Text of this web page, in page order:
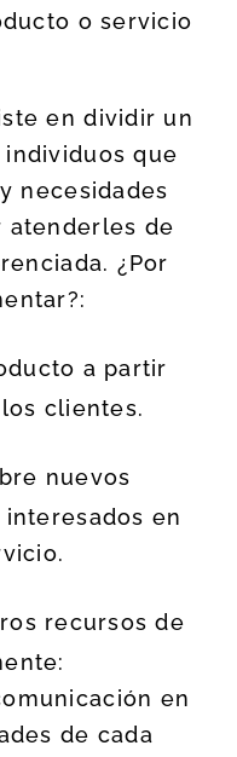
o servicio
en dividir un
que
necesidades
atenderles de
¿Por
a partir
clientes.
nuevos
en
recursos de
en
de cada